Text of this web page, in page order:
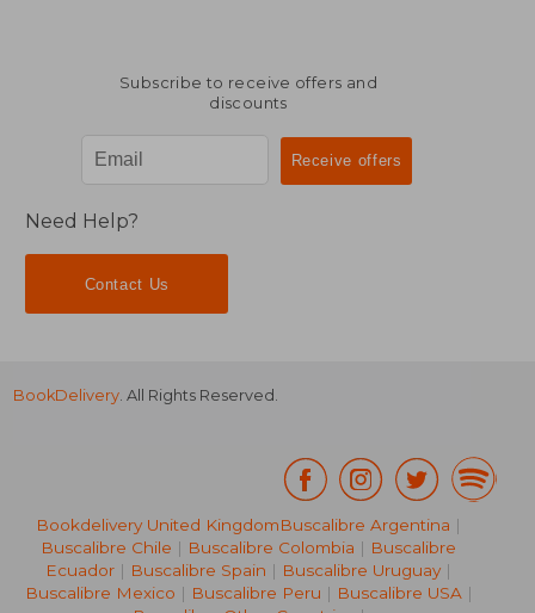
Subscribe to receive offers and
discounts
Need Help?
Contact Us
BookDelivery. All Rights Reserved.
Bookdelivery United KingdomBuscalibre Argentina |
Buscalibre Chile | Buscalibre Colombia | Buscalibre
Ecuador | Buscalibre Spain | Buscalibre Uruguay |
Buscalibre Mexico | Buscalibre Peru | Buscalibre USA |